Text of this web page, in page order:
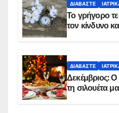
ΔΙΑΒΆΣΤΕ
Το γρήγορο
τον κίνδυνο
ΔΙΑΒΆΣΤΕ
Δεκέμβριος:
τη σιλουέτα